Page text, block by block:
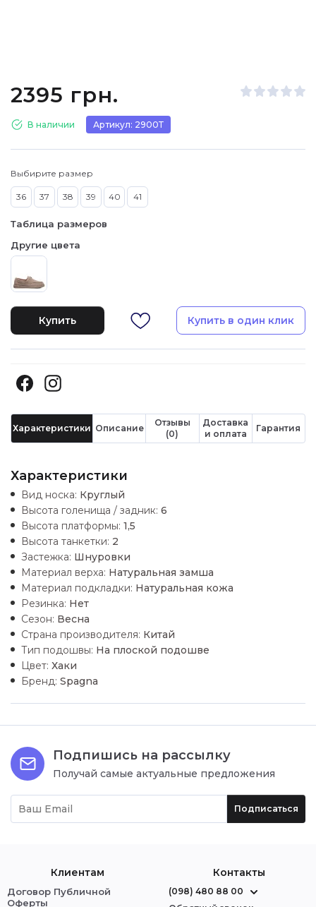
2395 грн.
В наличии Артикул: 2900Т
Выбирите размер
36 37 38 39 40 41
Таблица размеров
Другие цвета
Купить Купить в один клик
Характеристики Описание
Отзывы
(0)
Доставка
и оплата
Гарантия
Характеристики
Вид носка: Круглый
Высота голенища / задник: 6
Высота платформы: 1,5
Высота танкетки: 2
Застежка: Шнуровки
Материал верха: Натуральная замша
Материал подкладки: Натуральная кожа
Резинка: Нет
Сезон: Весна
Страна производителя: Китай
Тип подошвы: На плоской подошве
Цвет: Хаки
Бренд: Spagna
Подпишись на рассылку
Получай самые актуальные предложения
Подписаться
Клиентам
Договор Публичной
Оферты
Контакты
(098) 480 88 00